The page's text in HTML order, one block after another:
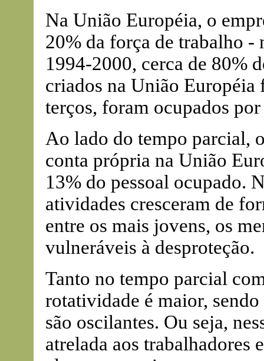
Na União Européia, o
20% da força de trabalho -
1994-2000, cerca de 80%
criados na União
terços, foram ocupados
Ao lado do tempo parcial,
conta própria na União
13% do pessoal ocupado.
atividades cresceram de
entre os mais jovens, os
vulneráveis à desproteção.
Tanto no tempo parcial
rotatividade é maior,
são oscilantes. Ou seja,
atrelada aos trabalhadores